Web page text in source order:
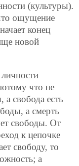
(культуры).
ощущение
конец
новой
что не
свобода есть
а смерть
свободы. От
к цепочке
свободу, то
а